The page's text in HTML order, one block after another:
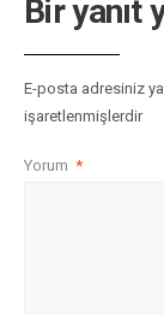
Bir yanıt
E-posta adresiniz
işaretlenmişlerdir
Yorum *